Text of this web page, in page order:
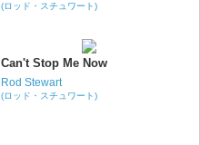
(ロッド・スチュワート)
Can't Stop Me Now
Rod Stewart
(ロッド・スチュワート)